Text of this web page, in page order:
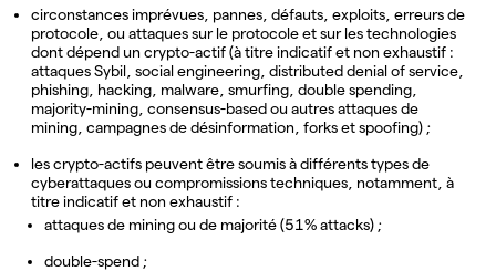
circonstances imprévues, pannes, défauts, exploits, erreurs de
protocole, ou attaques sur le protocole et sur les technologies
dont dépend un crypto-actif (à titre indicatif et non exhaustif :
attaques Sybil, social engineering, distributed denial of service,
phishing, hacking, malware, smurfing, double spending,
majority-mining, consensus-based ou autres attaques de
mining, campagnes de désinformation, forks et spoofing) ;
les crypto-actifs peuvent être soumis à différents types de
cyberattaques ou compromissions techniques, notamment, à
titre indicatif et non exhaustif :
attaques de mining ou de majorité (51% attacks) ;
double-spend ;